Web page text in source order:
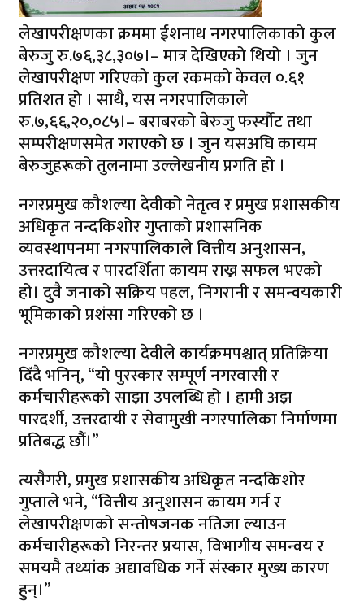
लेखापरीक्षणका क्रममा ईशनाथ नगरपालिकाको कुल
बेरुजु रु.७६,३८,३०७।– मात्र देखिएको थियो । जुन
लेखापरीक्षण गरिएको कुल रकमको केवल ०.६१
प्रतिशत हो । साथै, यस नगरपालिकाले
रु.७,६६,२०,०८५।– बराबरको बेरुजु फर्स्यौट तथा
सम्परीक्षणसमेत गराएको छ । जुन यसअघि कायम
बेरुजुहरूको तुलनामा उल्लेखनीय प्रगति हो ।
नगरप्रमुख कौशल्या देवीको नेतृत्व र प्रमुख प्रशासकीय
अधिकृत नन्दकिशोर गुप्ताको प्रशासनिक
व्यवस्थापनमा नगरपालिकाले वित्तीय अनुशासन,
उत्तरदायित्व र पारदर्शिता कायम राख्न सफल भएको
हो। दुवै जनाको सक्रिय पहल, निगरानी र समन्वयकारी
भूमिकाको प्रशंसा गरिएको छ ।
नगरप्रमुख कौशल्या देवीले कार्यक्रमपश्चात् प्रतिक्रिया
दिँदै भनिन्, “यो पुरस्कार सम्पूर्ण नगरवासी र
कर्मचारीहरूको साझा उपलब्धि हो । हामी अझ
पारदर्शी, उत्तरदायी र सेवामुखी नगरपालिका निर्माणमा
प्रतिबद्ध छौं।”
त्यसैगरी, प्रमुख प्रशासकीय अधिकृत नन्दकिशोर
गुप्ताले भने, “वित्तीय अनुशासन कायम गर्न र
लेखापरीक्षणको सन्तोषजनक नतिजा ल्याउन
कर्मचारीहरूको निरन्तर प्रयास, विभागीय समन्वय र
समयमै तथ्यांक अद्यावधिक गर्ने संस्कार मुख्य कारण
हुन्।”